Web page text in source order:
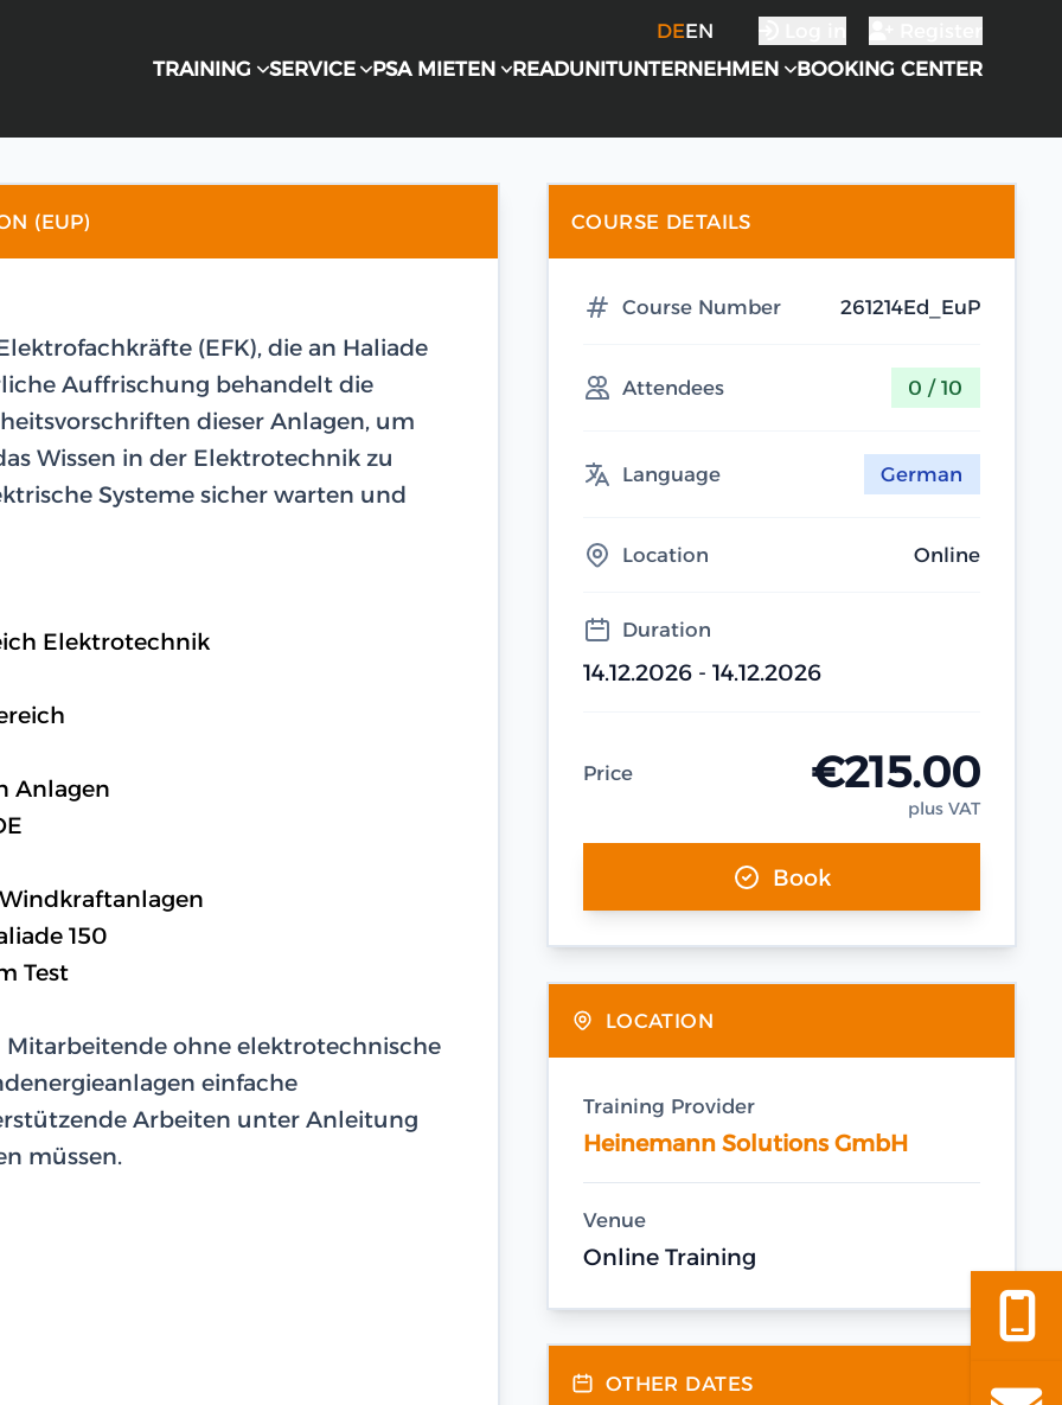
DEEN
TRAINING
SERVICE PSA MIETEN READUNITUNTERNEHMEN BOOKING CENTER
(EUP)
(EFK), die an Haliade
Auffrischung behandelt die
dieser Anlagen, um
Wissen in der Elektrotechnik zu
Systeme sicher warten und
Elektrotechnik
Anlagen
150
Test
Mitarbeitende ohne elektrotechnische
einfache
Arbeiten unter Anleitung
müssen.
COURSE DETAILS
Course Number 261214Ed_EuP
Attendees 0 / 10
Language German
Location Online
Duration
14.12.2026 - 14.12.2026
Price €215.00
plus VAT
Book
LOCATION
Training Provider
Heinemann Solutions GmbH
Venue
Online Training
OTHER DATES